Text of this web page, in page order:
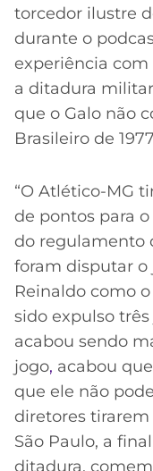
ATLÉTICO
MG
torcedor ilustre
durante o
experiência com
a ditadura
que o Galo não
Brasileiro de
“O Atlético-MG
de pontos para
do regulamento
foram disputar
Reinaldo como
sido expulso
acabou sendo
jogo, acabou
que ele não
diretores tirarem
São Paulo, a
ditadura,